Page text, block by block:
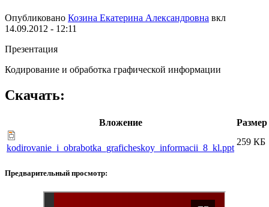
Опубликовано Козина Екатерина Александровна вкл
14.09.2012 - 12:11
Презентация
Кодирование и обработка графической информации
Скачать:
Вложение Размер
kodirovanie_i_obrabotka_graficheskoy_informacii_8_kl.ppt
259 КБ
Предварительный просмотр: